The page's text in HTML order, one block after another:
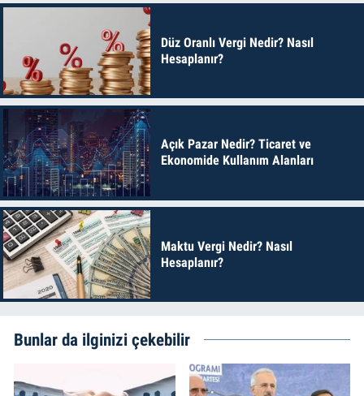
Düz Oranlı Vergi Nedir? Nasıl
Hesaplanır?
Açık Pazar Nedir? Ticaret ve
Ekonomide Kullanım Alanları
Maktu Vergi Nedir? Nasıl
Hesaplanır?
Bunlar da ilginizi çekebilir